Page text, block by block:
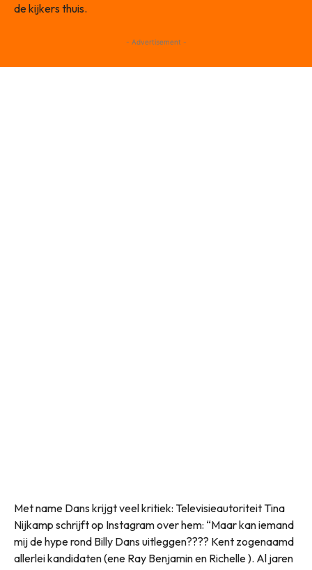
de kijkers thuis.
- Advertisement -
Met name Dans krijgt veel kritiek: Televisieautoriteit Tina
Nijkamp schrijft op Instagram over hem: “Maar kan iemand
mij de hype rond Billy Dans uitleggen???? Kent zogenaamd
allerlei kandidaten (ene Ray Benjamin en Richelle ). Al jaren